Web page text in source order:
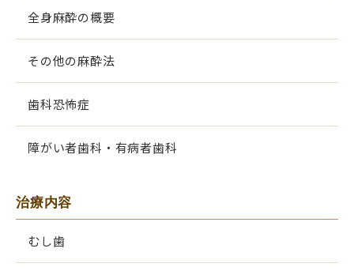
全身麻酔の概要
その他の麻酔法
歯科恐怖症
障がい者歯科・有病者歯科
治療内容
むし歯